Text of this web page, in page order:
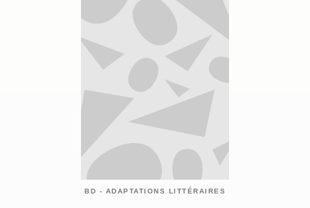
BD - ADAPTATIONS LITTÉRAIRES